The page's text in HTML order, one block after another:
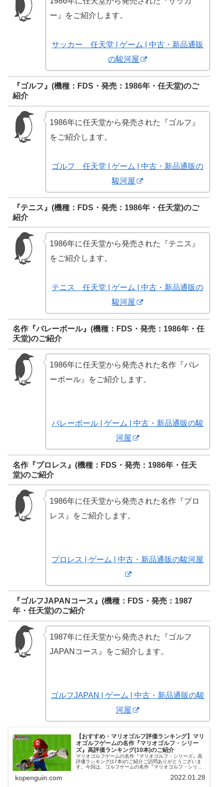
ー』をご紹介します。
サッカー 任天堂 | ゲーム | 中古・新品通販
の駿河屋
『ゴルフ』(機種：FDS・発売：1986年・任天堂)のご
紹介
1986年に任天堂から発売された『ゴルフ』
をご紹介します。
ゴルフ 任天堂 | ゲーム | 中古・新品通販の
駿河屋
『テニス』(機種：FDS・発売：1986年・任天堂)のご
紹介
1986年に任天堂から発売された『テニス』
をご紹介します。
テニス 任天堂 | ゲーム | 中古・新品通販の
駿河屋
名作『バレーボール』(機種：FDS・発売：1986年・任
天堂)のご紹介
1986年に任天堂から発売された名作『バレ
ーボール』をご紹介します。
バレーボール | ゲーム | 中古・新品通販の駿
河屋
名作『プロレス』(機種：FDS・発売：1986年・任天
堂)のご紹介
1986年に任天堂から発売された名作『プロ
レス』をご紹介します。
プロレス | ゲーム | 中古・新品通販の駿河屋
『ゴルフJAPANコース』(機種：FDS・発売：1987
年・任天堂)のご紹介
1987年に任天堂から発売された『ゴルフ
JAPANコース』をご紹介します。
ゴルフJAPAN | ゲーム | 中古・新品通販の駿
河屋
【おすすめ・マリオゴルフ評価ランキング】マリ
オゴルフゲームの名作『マリオゴルフ・シリー
ズ』高評価ランキング(10本)のご紹介
マリオゴルフゲームの名作『マリオゴルフ・シリーズ』高
評価ランキング(17本)のご紹介ご訪問ありがとうございま
す。今回は、ゴルフゲームの名作『マリオゴルフ・シリー
kopenguin.com 2022.01.28